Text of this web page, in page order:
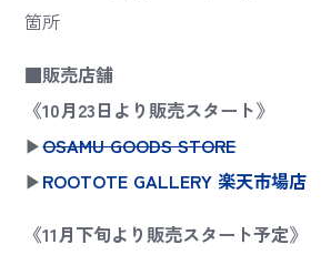
箇所
■販売店舗
《10月23日より販売スタート》
▶OSAMU GOODS STORE
▶ROOTOTE GALLERY 楽天市場店
《11月下旬より販売スタート予定》